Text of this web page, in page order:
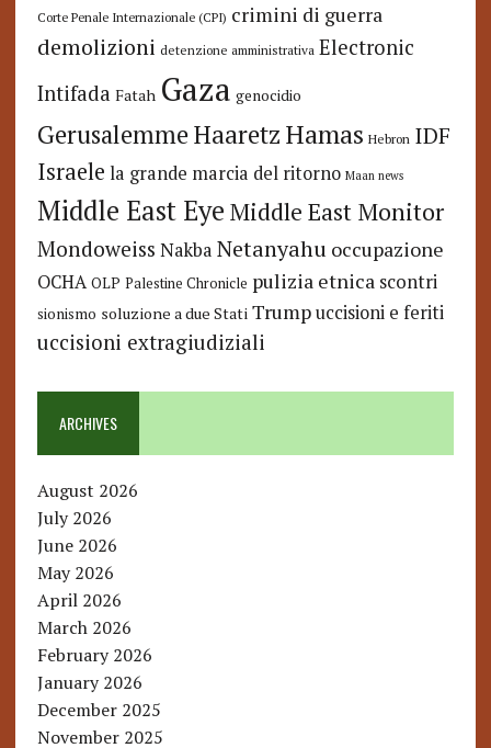
Corte Penale Internazionale (CPI) crimini di guerra
demolizioni detenzione amministrativa Electronic
Intifada Fatah Gaza genocidio
GerusalemmeHaaretzHamas Hebron IDF
Israele la grande marcia del ritorno Maan news
Middle East Eye Middle East Monitor
Mondoweiss Nakba Netanyahu occupazione
OCHA OLP Palestine Chronicle pulizia etnica scontri
sionismo soluzione a due Stati Trump uccisioni e feriti
uccisioni extragiudiziali
ARCHIVES
August 2026
July 2026
June 2026
May 2026
April 2026
March 2026
February 2026
January 2026
December 2025
November 2025